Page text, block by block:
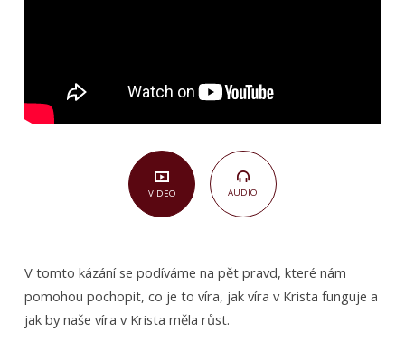
VIDEO AUDIO
V tomto kázání se podíváme na pět pravd, které nám
pomohou pochopit, co je to víra, jak víra v Krista funguje a
jak by naše víra v Krista měla růst.